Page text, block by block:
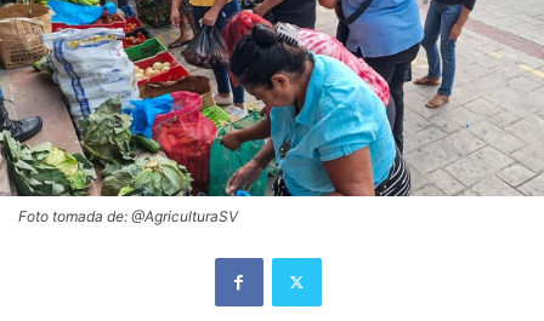
Foto tomada de: @AgriculturaSV